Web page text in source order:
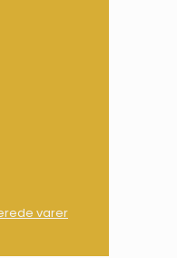
varer